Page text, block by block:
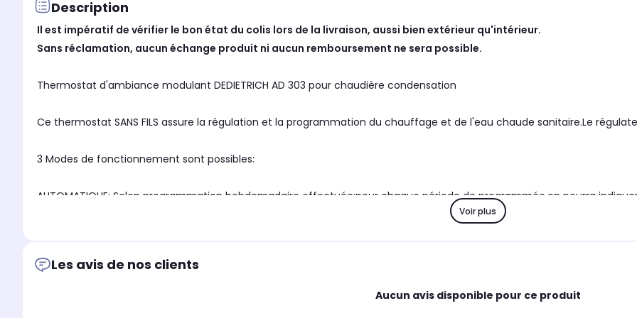
Description
Il est impératif de vérifier le bon état du colis lors de la livraison, aussi bien extérieur qu'intérieur.
Sans réclamation, aucun échange produit ni aucun remboursement ne sera possible.
Thermostat d'ambiance modulant DEDIETRICH AD 303 pour chaudière condensation
Ce thermostat SANS FILS assure la régulation et la programmation du chauffage et de l'eau chaude sanitaire.Le
3 Modes de fonctionnement sont possibles:
AUTOMATIQUE: Selon programmation hebdomadaire effectuée:pour chaque période de programmée,on pourra
VACANCES: Destiné aux absences de longue durée
Voir plus
Les avis de nos clients
Aucun avis disponible pour ce produit